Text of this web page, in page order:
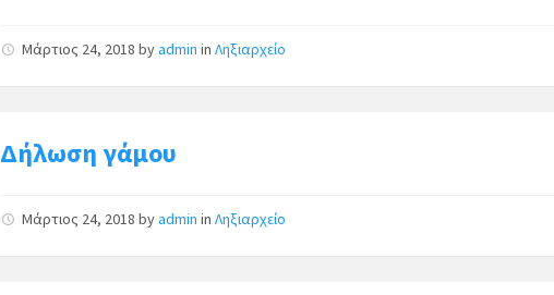
Μάρτιος 24, 2018byadmin inΛηξιαρχείο
Δήλωση γάμου
Μάρτιος 24, 2018byadmin inΛηξιαρχείο